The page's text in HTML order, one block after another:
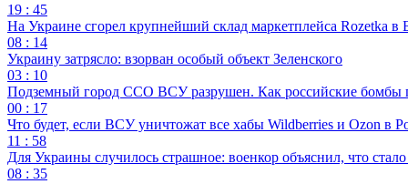
19 : 45
На Украине сгорел крупнейший склад маркетплейса Rozetka в
08 : 14
Украину затрясло: взорван особый объект Зеленского
03 : 10
Подземный город ССО ВСУ разрушен. Как российские бомбы
00 : 17
Что будет, если ВСУ уничтожат все хабы Wildberries и Ozon в
11 : 58
Для Украины случилось страшное: военкор объяснил, что
08 : 35